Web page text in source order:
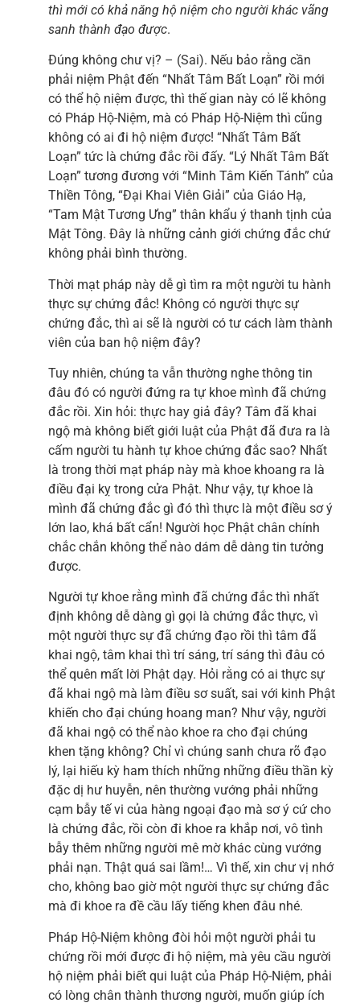
thì mới có khả năng hộ niệm cho người khác vãng
sanh thành đạo được.
Đúng không chư vị? – (Sai). Nếu bảo rằng cần
phải niệm Phật đến “Nhất Tâm Bất Loạn” rồi mới
có thể hộ niệm được, thì thế gian này có lẽ không
có Pháp Hộ-Niệm, mà có Pháp Hộ-Niệm thì cũng
không có ai đi hộ niệm được! “Nhất Tâm Bất
Loạn” tức là chứng đắc rồi đấy. “Lý Nhất Tâm Bất
Loạn” tương đương với “Minh Tâm Kiến Tánh” của
Thiền Tông, “Đại Khai Viên Giải” của Giáo Hạ,
“Tam Mật Tương Ưng” thân khẩu ý thanh tịnh của
Mật Tông. Đây là những cảnh giới chứng đắc chứ
không phải bình thường.
Thời mạt pháp này dễ gì tìm ra một người tu hành
thực sự chứng đắc! Không có người thực sự
chứng đắc, thì ai sẽ là người có tư cách làm thành
viên của ban hộ niệm đây?
Tuy nhiên, chúng ta vẫn thường nghe thông tin
đâu đó có người đứng ra tự khoe mình đã chứng
đắc rồi. Xin hỏi: thực hay giả đây? Tâm đã khai
ngộ mà không biết giới luật của Phật đã đưa ra là
cấm người tu hành tự khoe chứng đắc sao? Nhất
là trong thời mạt pháp này mà khoe khoang ra là
điều đại kỵ trong cửa Phật. Như vậy, tự khoe là
mình đã chứng đắc gì đó thì thực là một điều sơ ý
lớn lao, khá bất cẩn! Người học Phật chân chính
chắc chắn không thể nào dám dễ dàng tin tưởng
được.
Người tự khoe rằng mình đã chứng đắc thì nhất
định không dễ dàng gì gọi là chứng đắc thực, vì
một người thực sự đã chứng đạo rồi thì tâm đã
khai ngộ, tâm khai thì trí sáng, trí sáng thì đâu có
thể quên mất lời Phật dạy. Hỏi rằng có ai thực sự
đã khai ngộ mà làm điều sơ suất, sai với kinh Phật
khiến cho đại chúng hoang man? Như vậy, người
đã khai ngộ có thể nào khoe ra cho đại chúng
khen tặng không? Chỉ vì chúng sanh chưa rõ đạo
lý, lại hiếu kỳ ham thích những những điều thần kỳ
đặc dị hư huyễn, nên thường vướng phải những
cạm bẫy tế vi của hàng ngoại đạo mà sơ ý cứ cho
là chứng đắc, rồi còn đi khoe ra khắp nơi, vô tình
bẫy thêm những người mê mờ khác cùng vướng
phải nạn. Thật quá sai lầm!… Vì thế, xin chư vị nhớ
cho, không bao giờ một người thực sự chứng đắc
mà đi khoe ra đề cầu lấy tiếng khen đâu nhé.
Pháp Hộ-Niệm không đòi hỏi một người phải tu
chứng rồi mới được đi hộ niệm, mà yêu cầu người
hộ niệm phải biết qui luật của Pháp Hộ-Niệm, phải
có lòng chân thành thương người, muốn giúp ích